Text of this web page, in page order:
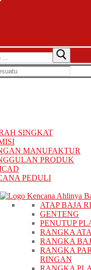
SINGKAT
MANUFAKTUR
PRODUK
PEDULI
ATAP BAJA
GENTENG
PENUTUP
RANGKA
RANGKA
RANGKA
RINGAN
RANGKA